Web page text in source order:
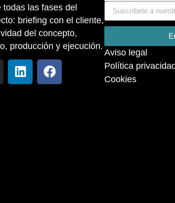
todas las fases del
briefing con el cliente,
del concepto,
producción y ejecución.
Aviso legal
Política
Cookies